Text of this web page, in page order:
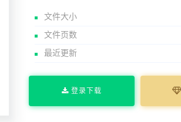
文件大小
文件页数
最近更新
登录下载